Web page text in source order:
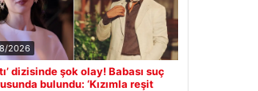
2026
dizisinde şok olay! Babası suç
bulundu: ‘Kızımla reşit